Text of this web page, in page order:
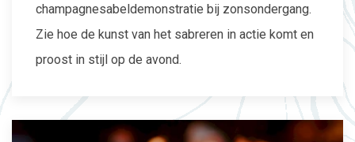
champagnesabeldemonstratie bij zonsondergang.
Zie hoe de kunst van het sabreren in actie komt en
proost in stijl op de avond.